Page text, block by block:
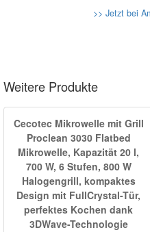
>> Jetzt bei
Weitere Produkte
Cecotec Mikrowelle mit Grill
Proclean 3030 Flatbed
Mikrowelle, Kapazität 20 l,
700 W, 6 Stufen, 800 W
Halogengrill, kompaktes
Design mit FullCrystal-Tür,
perfektes Kochen dank
3DWave-Technologie